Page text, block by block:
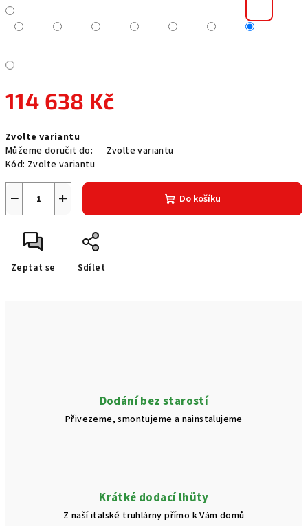
114 638 Kč
cena:
Zvolte variantu
Můžeme doručit do:
Zvolte variantu
Kód: Zvolte variantu
+
− Do košíku
Zeptat se Sdílet
Dodání bez starostí
Přivezeme, smontujeme a nainstalujeme
Krátké dodací lhůty
Z naší italské truhlárny přímo k Vám domů